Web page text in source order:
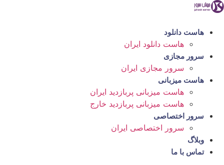
پرش
محتوا
هاست دانلود
هاست دانلود ایران
سرور مجازی
سرور مجازی ایران
هاست میزبانی
هاست میزبانی پربازدید ایران
هاست میزبانی پربازدید خارج
سرور اختصاصی
سرور اختصاصی ایران
وبلاگ
تماس با ما